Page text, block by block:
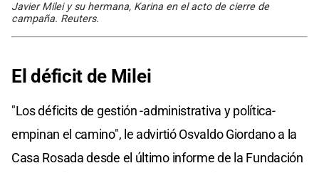
Javier Milei y su hermana, Karina en el acto de cierre de
campaña. Reuters.
El déficit de Milei
"Los déficits de gestión -administrativa y política-
empinan el camino", le advirtió Osvaldo Giordano a la
Casa Rosada desde el último informe de la Fundación